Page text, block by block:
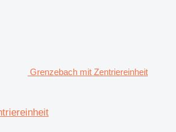
Grenzebach mit Zentriereinheit